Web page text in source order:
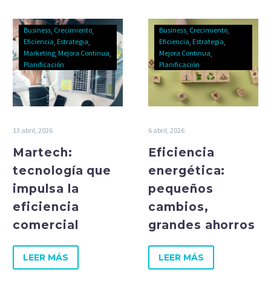
Business Crecimiento
Eficiencia Estrategia
Marketing Mejora Continua
Planificación
13 abril, 2026
Martech:
tecnología que
impulsa la
eficiencia
comercial
LEER MÁS
Business Crecimiento
Eficiencia Estrategia
Mejora Continua
Planificación
6 abril, 2026
Eficiencia
energética:
pequeños
cambios,
grandes ahorros
LEER MÁS